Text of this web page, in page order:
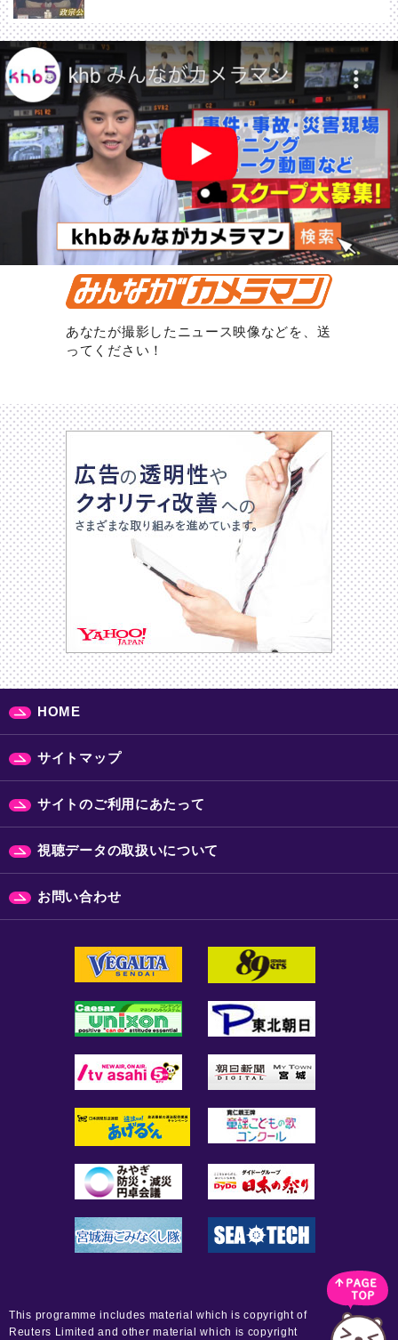
あなたが撮影したニュース映像などを、送
ってください！
HOME
サイトマップ
サイトのご利用にあたって
視聴データの取扱いについて
お問い合わせ
This programme includes material which is copyright of
Reuters Limited and other material which is copyright